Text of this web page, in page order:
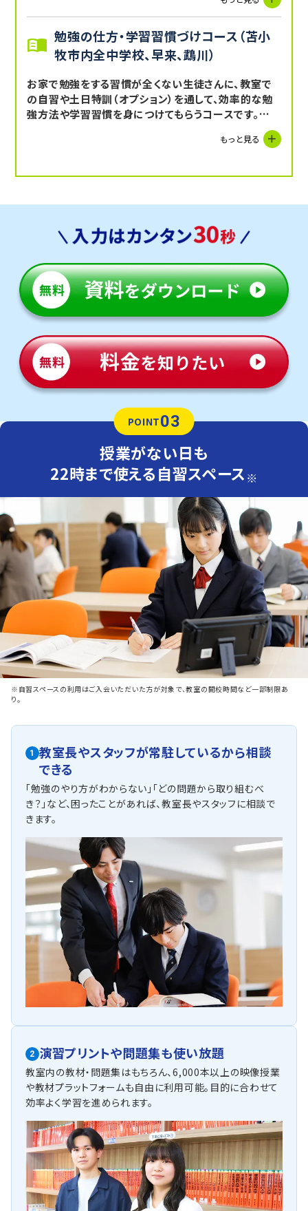
問題では苦戦するケースが多いです。夏休みなどの長
期休暇を上手く利用し、場合によっては授業数を増やし
て徹底的に苦手単元の克服に取り組むことが必要で
す。北海道学力コンクールや入試の過去問など、一人で
は解決できない問題こそ、マンツーマン授業を通して講
師と共にじっくり問題と向き合う勉強がお勧めです。ま
た、３年生から対策をスタートする場合はAI診断を用い
て、効率的に苦手箇所の対策を行います。
勉強の仕方・学習習慣づけコース（苫小
牧市内全中学校、早来、鵡川）
お家で勉強をする習慣が全くない生徒さんに、教室で
の自習や土日特訓（オプション）を通して、効率的な勉
強方法や学習習慣を身につけてもらうコースです。
教室には常時教室長やスタッフ・講師が在中のため、
集中力の無い生徒への声掛けや正しい勉強方法を指
機付けからスタートし、少しずつ勉強をすることが当た
格的に入試対策が必要となってくるため、勉強の習慣
が重要です。
もっと見る
POINT03
授業がない日も
22時まで使える自習スペース ※
※自習スペースの利用はご入会いただいた方が対象で、教室の開校時間など一部制限あ
り。
1
教室長やスタッフが常駐しているから相談
できる
「勉強のやり方がわからない」「どの問題から取り組むべ
き？」など、困ったことがあれば、教室長やスタッフに相談で
きます。
2 演習プリントや問題集も使い放題
教室内の教材・問題集はもちろん、6,000本以上の映像授業
や教材プラットフォームも自由に利用可能。目的に合わせて
効率よく学習を進められます。